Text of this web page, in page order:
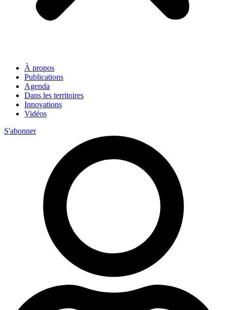
À propos
Publications
Agenda
Dans les territoires
Innovations
Vidéos
S'abonner